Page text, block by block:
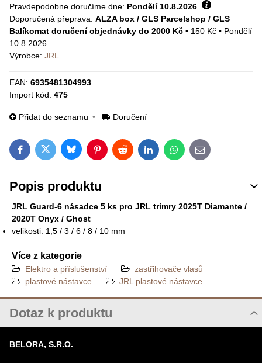
Pravdepodobne doručíme dne: Pondělí10.8.2026
ALZA box / GLS Parcelshop / GLS
Balíkomat doručení objednávky do 2000 Kč • 150 Kč • Pondělí
10.8.2026
Výrobce: JRL
EAN: 6935481304993
Import kód: 475
Přidat do seznamu Doručení
FacebookTwitterBlueskyPinterestRedditLinkedInWhatsApp
E-mail
Popis produktu
JRL Guard-6 násadce 5 ks pro JRL trimry 2025T Diamante /
2020T Onyx / Ghost
velikosti: 1,5 / 3 / 6 / 8 / 10 mm
Více z kategorie
Elektro a příslušenství
zastřihovače vlasů
plastové nástavce
JRL plastové nástavce
Dotaz k produktu
JMÉNO
BELORA, S.R.O.